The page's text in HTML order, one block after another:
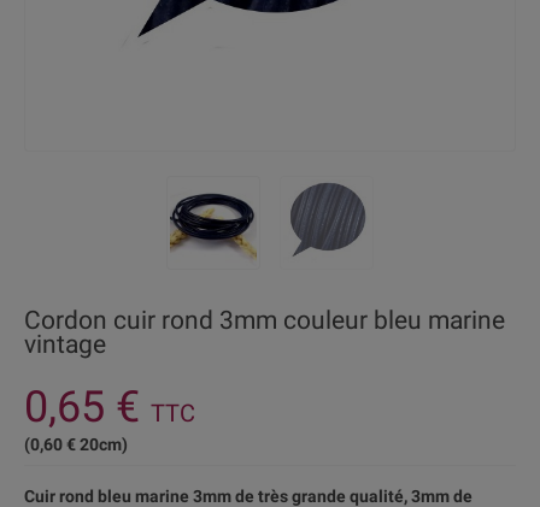
Cordon cuir rond 3mm couleur bleu marine
vintage
0,65 € TTC
(0,60 € 20cm)
Cuir rond bleu marine 3mm de très grande qualité, 3mm de